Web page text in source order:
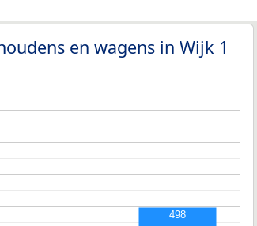
en wagens in Wijk 1
498